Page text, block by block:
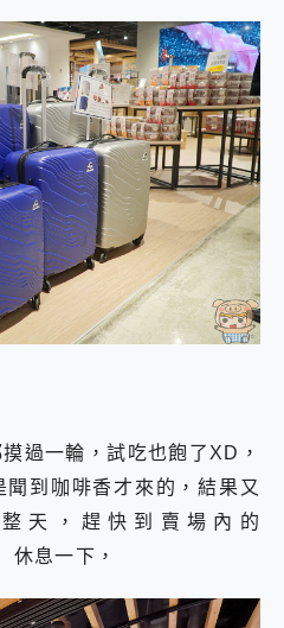
過一輪，試吃也飽了XD，
到咖啡香才來的，結果又
天，趕快到賣場內的
休息一下，